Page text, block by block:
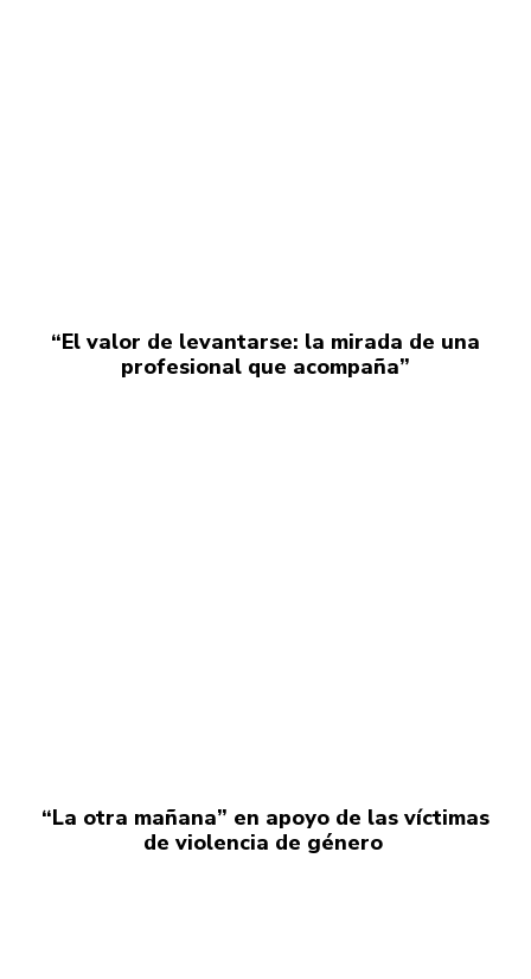
“El valor de levantarse: la mirada de una
profesional que acompaña”
“La otra mañana” en apoyo de las víctimas
de violencia de género